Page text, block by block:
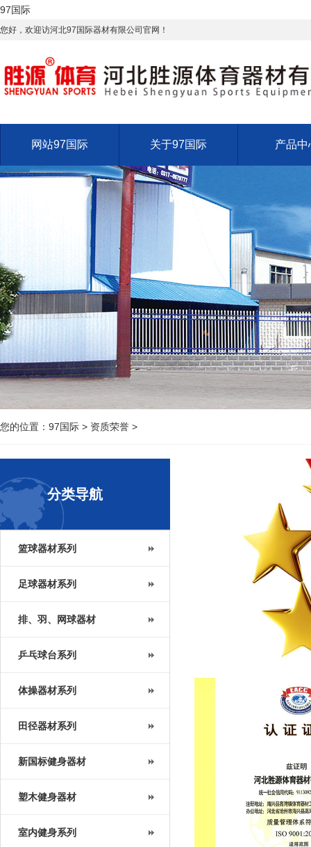
97国际
您好，欢迎访河北97国际器材有限公司官网！
网站97国际 关于97国际 产品中
您的位置： 97国际 > 资质荣誉 >
分类导航
篮球器材系列
足球器材系列
排、羽、网球器材
乒乓球台系列
体操器材系列
田径器材系列
新国标健身器材
塑木健身器材
室内健身系列